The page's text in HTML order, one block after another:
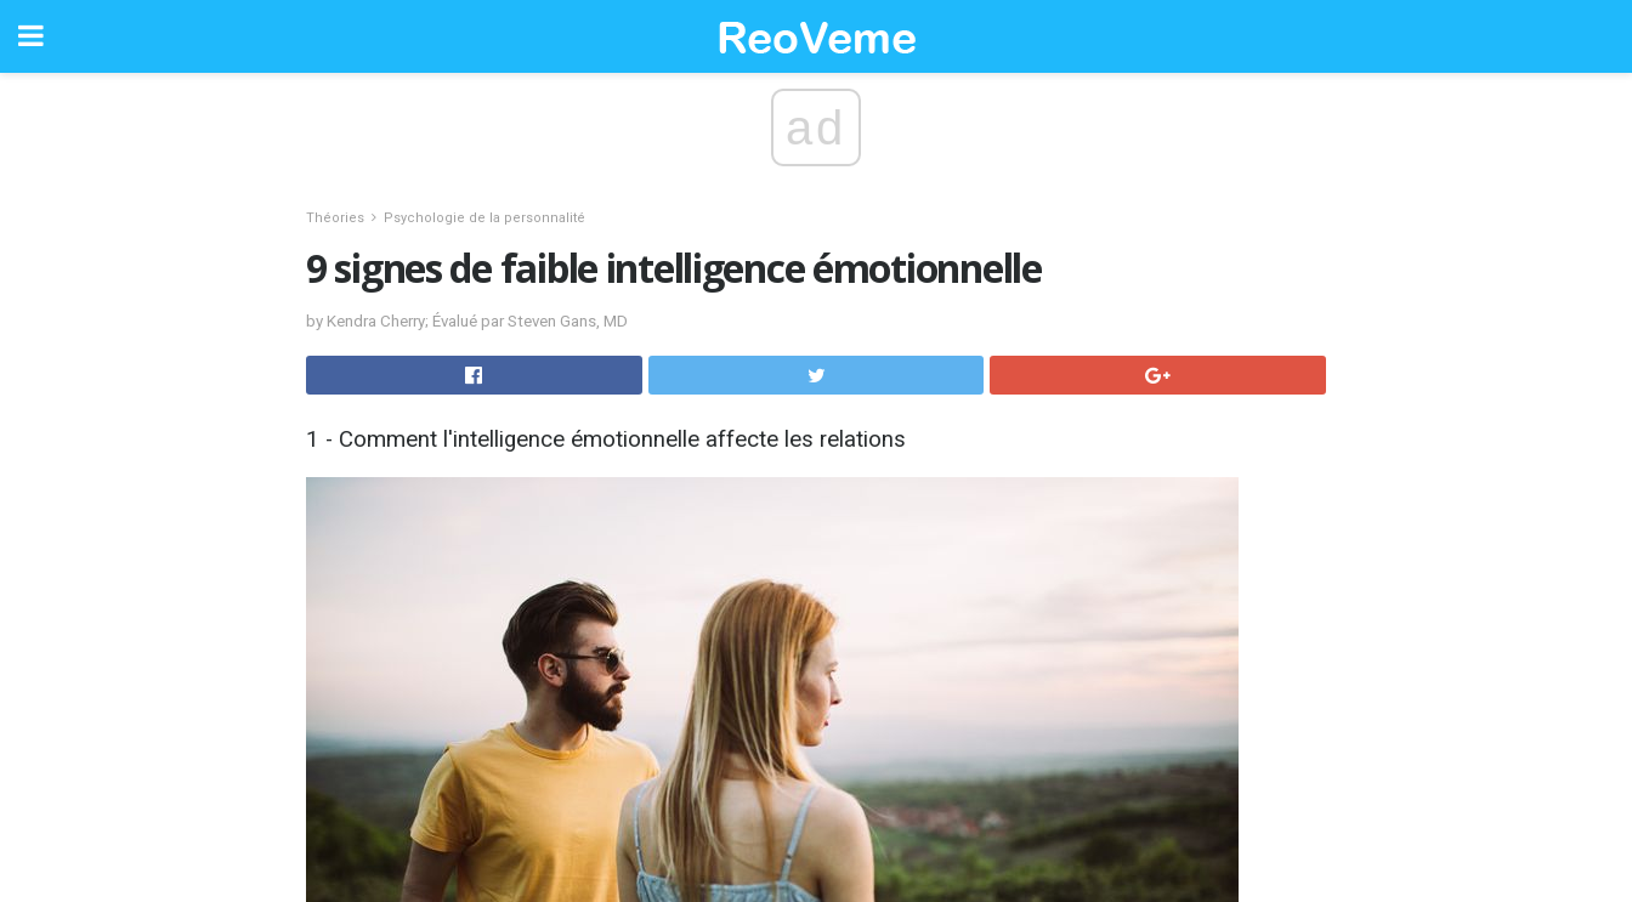
ad
Théories Psychologie de la personnalité
9 signes de faible intelligence émotionnelle
by Kendra Cherry; Évalué par Steven Gans, MD
1 - Comment l'intelligence émotionnelle affecte les relations